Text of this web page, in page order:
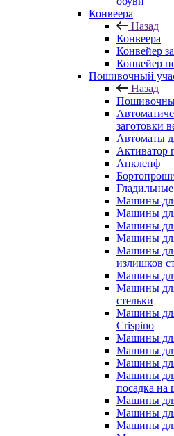
Конвеера
Назад
Конвеера
Конвейер
Конвейер
Пошивочный
Назад
заготовки
Автоматы
Активатор
Анклепф
Машины
Машины
Машины
Машины
Машины
излишков
Машины
Машины
стельки
Машины
Crispino
Машины
Машины
Машины
Машины
посадка на
Машины
Машины
Машины